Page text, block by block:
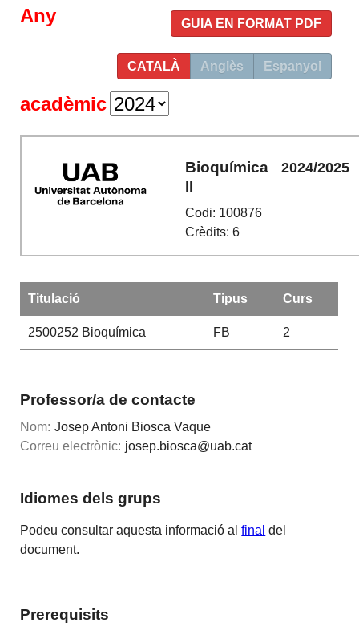
GUIA EN FORMAT PDF
CATALÀ Anglès Espanyol
Any
acadèmic
Bioquímica
II
Codi: 100876
Crèdits: 6
2024/2025
Titulació Tipus Curs
2500252 Bioquímica FB 2
Professor/a de contacte
Nom: Josep Antoni Biosca Vaque
Correu electrònic: josep.biosca@uab.cat
Idiomes dels grups
Podeu consultar aquesta informació alfinal del
document.
Prerequisits